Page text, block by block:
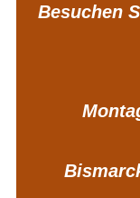
Besuchen